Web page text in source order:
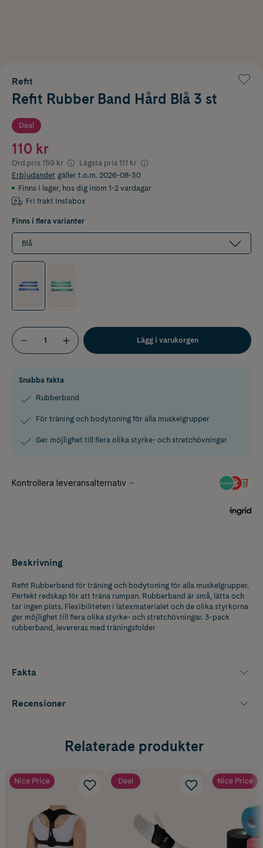
Refit
Refit Rubber Band Hård Blå 3 st
Deal
110 kr
Ord.pris 159 kr Lägsta pris 111 kr
Erbjudandet gäller t.o.m. 2026-08-30
Finns i lager, hos dig inom 1-2 vardagar
Fri frakt Instabox
Finns i flera varianter
Blå
Lägg i varukorgen
Snabba fakta
Rubberband
För träning och bodytoning för alla muskelgrupper
Ger möjlighet till flera olika styrke- och stretchövningar
Beskrivning
Refit Rubberband för träning och bodytoning för alla muskelgrupper.
Perfekt redskap för att träna rumpan. Rubberband är små, lätta och
tar ingen plats. Flexibiliteten i latexmaterialet och de olika styrkorna
ger möjlighet till flera olika styrke- och stretchövningar. 3-pack
rubberband, levereras med träningsfolder
Fakta
Recensioner
Relaterade produkter
Nice Price Deal Nice Price